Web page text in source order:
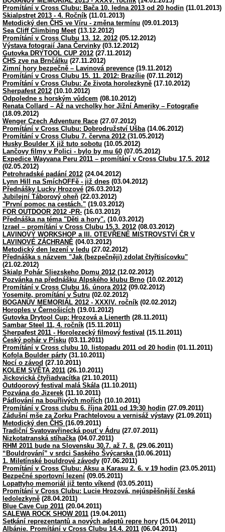
Promítání v Cross Clubu: Bača 10. ledna 2013 od 20 hodin (11.01.2013)
Skialpstret 2013 - 4. Ročník (11.01.2013)
Metodický den ČHS ve Víru - změna termínu (09.01.2013)
Sea Cliff Climbing Meet(13.12.2012)
Promítání v Cross Clubu 13. 12. 2012 (05.12.2012)
Výstava fotograií Jana Červinky (03.12.2012)
Gutovka DRYTOOL CUP 2012 (27.11.2012)
ČHS zve na Brnčálku (27.11.2012)
Zimní hory bezpečně – Lavinová prevence (19.11.2012)
Promítání v Cross Clubu 15. 11. 2012: Brazílie (07.11.2012)
Promítání v Cross Clubu: Ze života horolezkyně (17.10.2012)
Sherpafest 2012 (10.10.2012)
Odpoledne s horským vůdcem (08.10.2012)
Renata Collard – Až na vrcholky hor Jižní Ameriky – Fotografie
(18.09.2012)
Wenger Czech Adventure Race (27.07.2012)
Promítání v Cross Clubu: Dobrodružství Ušba(14.06.2012)
Promítání v Cross Clubu 7. června 2012 (31.05.2012)
Husky Boulder X již tuto sobotu (10.05.2012)
Lančovy filmy v Polici - bylo by mu 60 (07.05.2012)
Expedice Wayvana Peru 2011 – promítání v Cross Clubu 17.5. 2012
(02.05.2012)
Petrohradské padání 2012 (24.04.2012)
Lynn Hill na SmíchOFFě - již dnes (03.04.2012)
Přednášky Lucky Hrozové (26.03.2012)
Jubilejní Táborový oheň (22.03.2012)
"První pomoc na cestách." (19.03.2012)
FOR OUTDOOR 2012 -PR- (16.03.2012)
Přednáška na téma "Děti a hory". (10.03.2012)
Izrael – promítání v Cross Clubu 15.3. 2012 (08.03.2012)
LAVINOVÝ WORKSHOP a III. OTEVŘENÉ MISTROVSTVÍ ČR V
LAVINOVÉ ZÁCHRANĚ (04.03.2012)
Metodický den lezení v ledu (27.02.2012)
Přednáška s názvem "Jak (bezpečněji) zdolat čtyřtisícovku"
(21.02.2012)
Skialp Pohár Sliezskeho Domu 2012 (12.02.2012)
Pozvánka na přednášku Alpského klubu Brno (10.02.2012)
Promítání v Cross Clubu 16. února 2012 (09.02.2012)
Yosemite, promítání v Šutru (02.02.2012)
BOGANŮV MEMORIÁL 2012 - XXXIV. ročník (02.02.2012)
Horoples v Černošicích (19.01.2012)
Gutovka Drytool Cup: Hrozová a Lienerth (28.11.2011)
Sambar Steel 11, 4. ročník (15.11.2011)
Sherpafest 2011 - Horolezecký filmový festival (15.11.2011)
Český pohár v Písku (03.11.2011)
Promítání v Cross clubu 10. listopadu 2011 od 20 hodin (01.11.2011)
Kofola Boulder párty (31.10.2011)
Nocí o závod (27.10.2011)
KOLEM SVĚTA 2011 (26.10.2011)
Jickovická čtyřiadvacítka(21.10.2011)
Outdoorový festival malá Skála(11.10.2011)
Pozvána do Jizerek (11.10.2011)
Pádlování na bouřlivých mořích (10.10.2011)
Promítání v Cross clubu 6. října 2011 od 19:30 hodin (27.09.2011)
Zádušní mše za Zorku Prachtelovou a vernisáž výstavy (21.09.2011)
Metodický den ČHS (16.09.2011)
Tradiční Svatovavřinecká pouť v Ádru (27.07.2011)
Nizkotatranská stíhačka(04.07.2011)
RHM 2011 bude na Slovensku 30.7. až 7. 8. (29.06.2011)
“Bouldrování” v srdci Saského Švýcarska (10.06.2011)
1. Miletínské bouldrové závody (07.06.2011)
Promítání v Cross Clubu: Aksu a Karasu 2. 6. v 19 hodin (23.05.2011)
Bezpečné sportovní lezení (09.05.2011)
Lopattyho memoriál již tento víkend (03.05.2011)
Promítání v Cross Clubu: Lucie Hrozová, nejúspěšnější česká
ledolezkyně (28.04.2011)
Blue Cave Cup 2011 (20.04.2011)
SALEWA ROCK SHOW 2011 (19.04.2011)
Setkání reprezentantů a nových adeptů repre hory (15.04.2011)
Albánie. Promítání v Cross Clubu 14.4. 2011 (06.04.2011)